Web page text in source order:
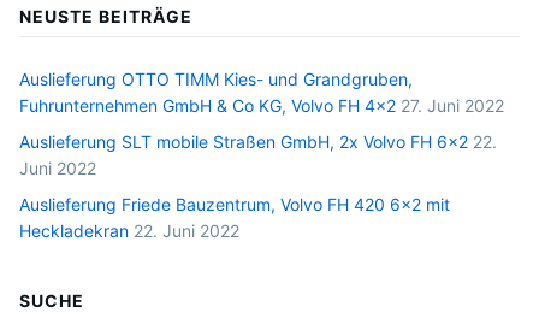
NEUSTE BEITRÄGE
Auslieferung OTTO TIMM Kies- und Grandgruben,
Fuhrunternehmen GmbH & Co KG, Volvo FH 4×2 27. Juni 2022
Auslieferung SLT mobile Straßen GmbH, 2x Volvo FH 6×2 22.
Juni 2022
Auslieferung Friede Bauzentrum, Volvo FH 420 6×2 mit
Heckladekran 22. Juni 2022
SUCHE